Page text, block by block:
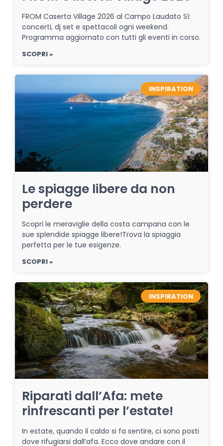
FROM Caserta Village 2026 al Campo Laudato Sì:
concerti, dj set e spettacoli ogni weekend.
Programma aggiornato con tutti gli eventi in corso.
SCOPRI »
INSPIRATION
Le spiagge libere da non
perdere
Scopri le meraviglie della costa campana con le
sue splendide spiagge libere!Trova la spiaggia
perfetta per le tue esigenze.
SCOPRI »
INSPIRATION
Riparati dall’Afa: mete
rinfrescanti per l’estate!
In estate, quando il caldo si fa sentire, ci sono posti
dove rifugiarsi dall’afa. Ecco dove andare con il